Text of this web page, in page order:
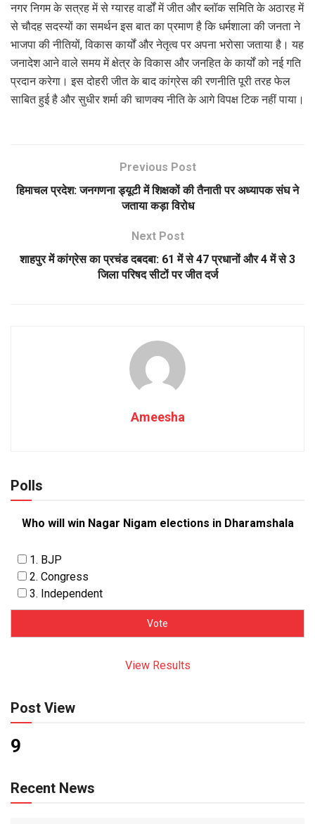
नगर निगम के सत्रह में से ग्यारह वार्डों में जीत और ब्लॉक समिति के अठारह में
से चौदह सदस्यों का समर्थन इस बात का प्रमाण है कि धर्मशाला की जनता ने
भाजपा की नीतियों, विकास कार्यों और नेतृत्व पर अपना भरोसा जताया है। यह
जनादेश आने वाले समय में क्षेत्र के विकास और जनहित के कार्यों को नई गति
प्रदान करेगा। इस दोहरी जीत के बाद कांग्रेस की रणनीति पूरी तरह फेल
साबित हुई है और सुधीर शर्मा की चाणक्य नीति के आगे विपक्ष टिक नहीं पाया।
Previous Post
हिमाचल प्रदेश: जनगणना ड्यूटी में शिक्षकों की तैनाती पर अध्यापक संघ ने
जताया कड़ा विरोध
Next Post
शाहपुर में कांग्रेस का प्रचंड दबदबा: 61 में से 47 प्रधानों और 4 में से 3
जिला परिषद सीटों पर जीत दर्ज
Ameesha
Polls
Who will win Nagar Nigam elections in Dharamshala
1. BJP
2. Congress
3. Independent
View Results
Post View
9
Recent News